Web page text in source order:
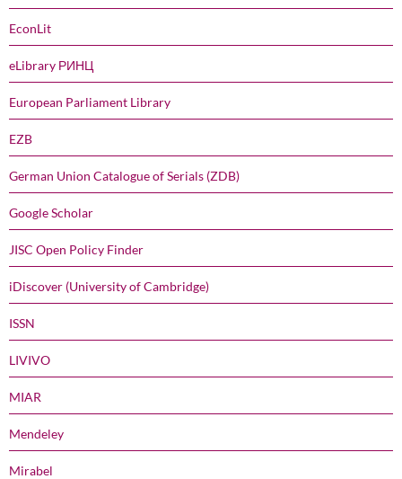
EconLit
eLibrary РИНЦ
European Parliament Library
EZB
German Union Catalogue of Serials (ZDB)
Google Scholar
JISC Open Policy Finder
iDiscover (University of Cambridge)
ISSN
LIVIVO
MIAR
Mendeley
Mirabel